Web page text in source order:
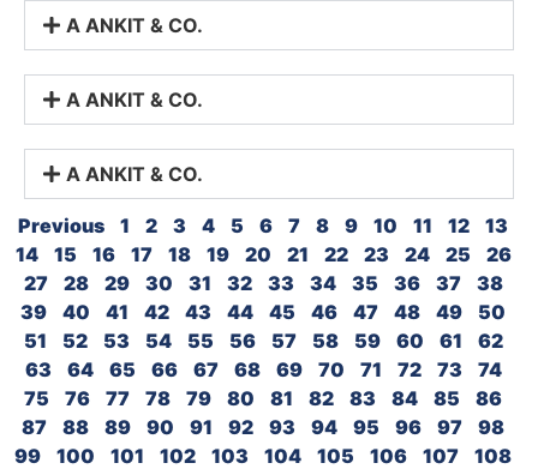
A ANKIT & CO.
A ANKIT & CO.
A ANKIT & CO.
Previous 1 2 3 4 5 6 7 8 9 10 11 12
13
14
15 16 17 18 19 20 21 22 23 24 25
26
27
28 29 30 31 32 33 34 35 36 37
38
39
40 41 42 43 44 45 46 47 48 49
50
51
52 53 54 55 56 57 58 59 60 61
62
63
64 65 66 67 68 69 70 71 72 73
74
75
76 77 78 79 80 81 82 83 84 85
86
87
88 89 90 91 92 93 94 95 96 97
98
99
100 101 102 103 104 105 106 107
108